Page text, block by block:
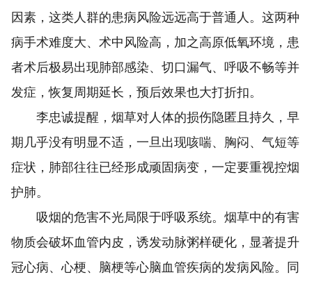
因素，这类人群的患病风险远远高于普通人。这两种
病手术难度大、术中风险高，加之高原低氧环境，患
者术后极易出现肺部感染、切口漏气、呼吸不畅等并
发症，恢复周期延长，预后效果也大打折扣。
李忠诚提醒，烟草对人体的损伤隐匿且持久，早
期几乎没有明显不适，一旦出现咳喘、胸闷、气短等
症状，肺部往往已经形成顽固病变，一定要重视控烟
护肺。
吸烟的危害不光局限于呼吸系统。烟草中的有害
物质会破坏血管内皮，诱发动脉粥样硬化，显著提升
冠心病、心梗、脑梗等心脑血管疾病的发病风险。同